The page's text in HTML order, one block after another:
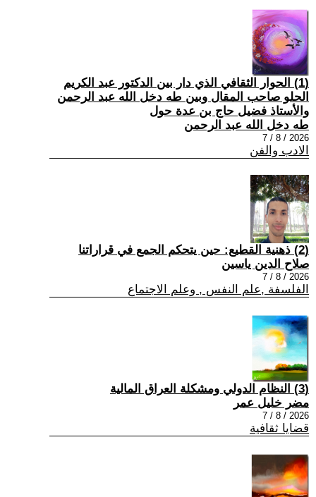
(1) الحوار الثقافي الذي دار بين الدكتور عبد الكريم
الحلو صاحب المقال وبين طه دخل الله عبد الرحمن
والأستاذ فضيل حاج بن عدة حول
طه دخل الله عبد الرحمن
2026 / 8 / 7
الادب والفن
(2) ذهنية القطيع: حين يتحكم الجمع في قراراتنا
صلاح الدين ياسين
2026 / 8 / 7
الفلسفة ,علم النفس , وعلم الاجتماع
(3) النظام الدولي ومشكلة العراق المالية
مضر خليل عمر
2026 / 8 / 7
قضايا ثقافية